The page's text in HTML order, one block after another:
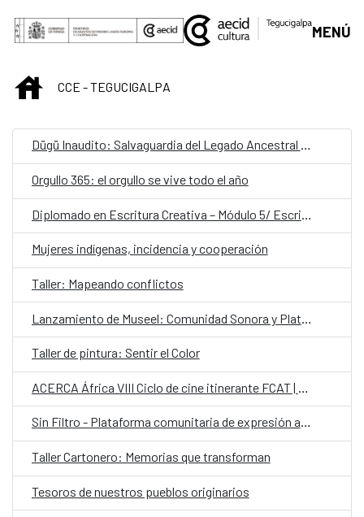
Saltar al contenido principal
MENÚ
INICIOCCE - TEGUCIGALPA
Dügü Inaudito: Salvaguardia del Legado Ancestral Garífuna/ Presentación pública de resultados y diálogo sobre patrimonio vivo
Orgullo 365: el orgullo se vive todo el año
Mujeres indígenas, incidencia y cooperación
Taller: Mapeando conflictos
Taller de pintura: Sentir el Color
ACERCA África VIII Ciclo de cine itinerante FCAT | AECID
Sin Filtro - Plataforma comunitaria de expresión artística
Taller Cartonero: Memorias que transforman
Tesoros de nuestros pueblos originarios